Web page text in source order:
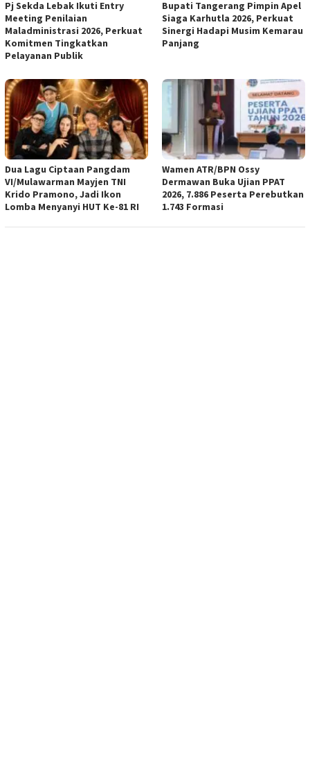
Pj Sekda Lebak Ikuti Entry
Meeting Penilaian
Maladministrasi 2026, Perkuat
Komitmen Tingkatkan
Pelayanan Publik
Bupati Tangerang Pimpin Apel
Siaga Karhutla 2026, Perkuat
Sinergi Hadapi Musim Kemarau
Panjang
Dua Lagu Ciptaan Pangdam
VI/Mulawarman Mayjen TNI
Krido Pramono, Jadi Ikon
Lomba Menyanyi HUT Ke-81 RI
Wamen ATR/BPN Ossy
Dermawan Buka Ujian PPAT
2026, 7.886 Peserta Perebutkan
1.743 Formasi